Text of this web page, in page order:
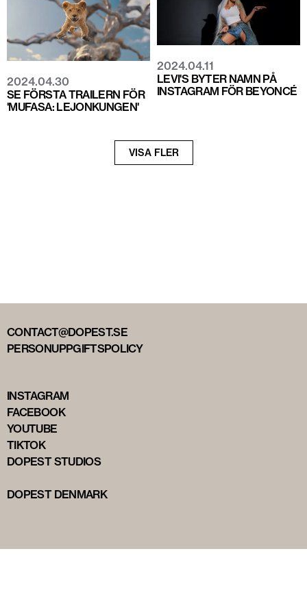
2024.04.30
SE FÖRSTA TRAILERN FÖR
'MUFASA: LEJONKUNGEN'
2024.04.11
LEVI'S BYTER NAMN PÅ
INSTAGRAM FÖR BEYONCÉ
VISA FLER
Nästa
sida
CONTACT@DOPEST.SE
PERSONUPPGIFTSPOLICY
INSTAGRAM
FACEBOOK
YOUTUBE
TIKTOK
DOPEST STUDIOS
DOPEST DENMARK